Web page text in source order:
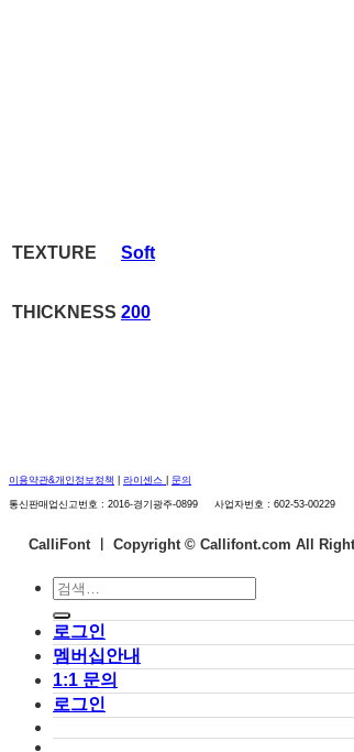
TEXTURE Soft
THICKNESS 200
이용약관&개인정보정책 라이센스 문의
통신판매업신고번호 : 2016-경기광주-0899 사업자번호 : 602-53-00229
CalliFont ㅣ Copyright © Callifont.com All
검
색:
로그인
멤버십안내
1:1 문의
로그인